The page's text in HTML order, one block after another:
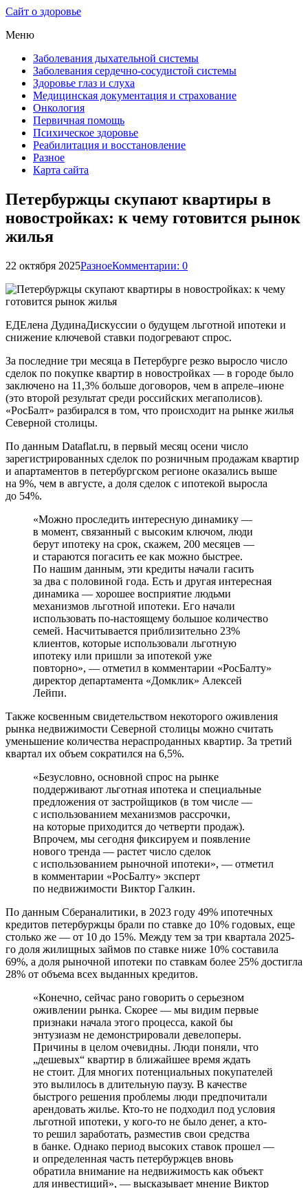
Сайт о здоровье
Меню
Заболевания дыхательной системы
Заболевания сердечно-сосудистой системы
Здоровье глаз и слуха
Медицинская документация и страхование
Онкология
Первичная помощь
Психическое здоровье
Реабилитация и восстановление
Разное
Карта сайта
Петербуржцы скупают квартиры в
новостройках: к чему готовится рынок
жилья
22 октября 2025РазноеКомментарии: 0
ЕДЕлена ДудинаДискуссии о будущем льготной ипотеки и
снижение ключевой ставки подогревают спрос.
За последние три месяца в Петербурге резко выросло число
сделок по покупке квартир в новостройках — в городе было
заключено на 11,3% больше договоров, чем в апреле–июне
(это второй результат среди российских мегаполисов).
«РосБалт» разбирался в том, что происходит на рынке жилья
Северной столицы.
По данным Dataflat.ru, в первый месяц осени число
зарегистрированных сделок по розничным продажам квартир
и апартаментов в петербургском регионе оказались выше
на 9%, чем в августе, а доля сделок с ипотекой выросла
до 54%.
«Можно проследить интересную динамику —
в момент, связанный с высоким ключом, люди
берут ипотеку на срок, скажем, 200 месяцев —
и стараются погасить ее как можно быстрее.
По нашим данным, эти кредиты начали гасить
за два с половиной года. Есть и другая интересная
динамика — хорошее восприятие людьми
механизмов льготной ипотеки. Его начали
использовать по-настоящему большое количество
семей. Насчитывается приблизительно 23%
клиентов, которые использовали льготную
ипотеку или пришли за ипотекой уже
повторно», — отметил в комментарии «РосБалту»
директор департамента «Домклик» Алексей
Лейпи.
Также косвенным свидетельством некоторого оживления
рынка недвижимости Северной столицы можно считать
уменьшение количества нераспроданных квартир. За третий
квартал их объем сократился на 6,5%.
«Безусловно, основной спрос на рынке
поддерживают льготная ипотека и специальные
предложения от застройщиков (в том числе —
с использованием механизмов рассрочки,
на которые приходится до четверти продаж).
Впрочем, мы сегодня фиксируем и появление
нового тренда — растет число сделок
с использованием рыночной ипотеки», — отметил
в комментарии «РосБалту» эксперт
по недвижимости Виктор Галкин.
По данным Сбераналитики, в 2023 году 49% ипотечных
кредитов петербуржцы брали по ставке до 10% годовых, еще
столько же — от 10 до 15%. Между тем за три квартала 2025-
го доля жилищных займов по ставке ниже 10% составила
69%, а доля рыночной ипотеки по ставкам более 25% достигла
28% от объема всех выданных кредитов.
«Конечно, сейчас рано говорить о серьезном
оживлении рынка. Скорее — мы видим первые
признаки начала этого процесса, какой бы
энтузиазм не демонстрировали девелоперы.
Причины в целом очевидны. Люди поняли, что
„дешевых“ квартир в ближайшее время ждать
не стоит. Для многих потенциальных покупателей
это вылилось в длительную паузу. В качестве
быстрого решения проблемы люди предпочитали
арендовать жилье. Кто-то не подходил под условия
льготной ипотеки, у кого-то не было денег, а кто-
то решил заработать, разместив свои средства
в банке. Однако период высоких ставок прошел —
и определенная часть петербуржцев вновь
обратила внимание на недвижимость как объект
для инвестиций», — высказывает мнение Виктор